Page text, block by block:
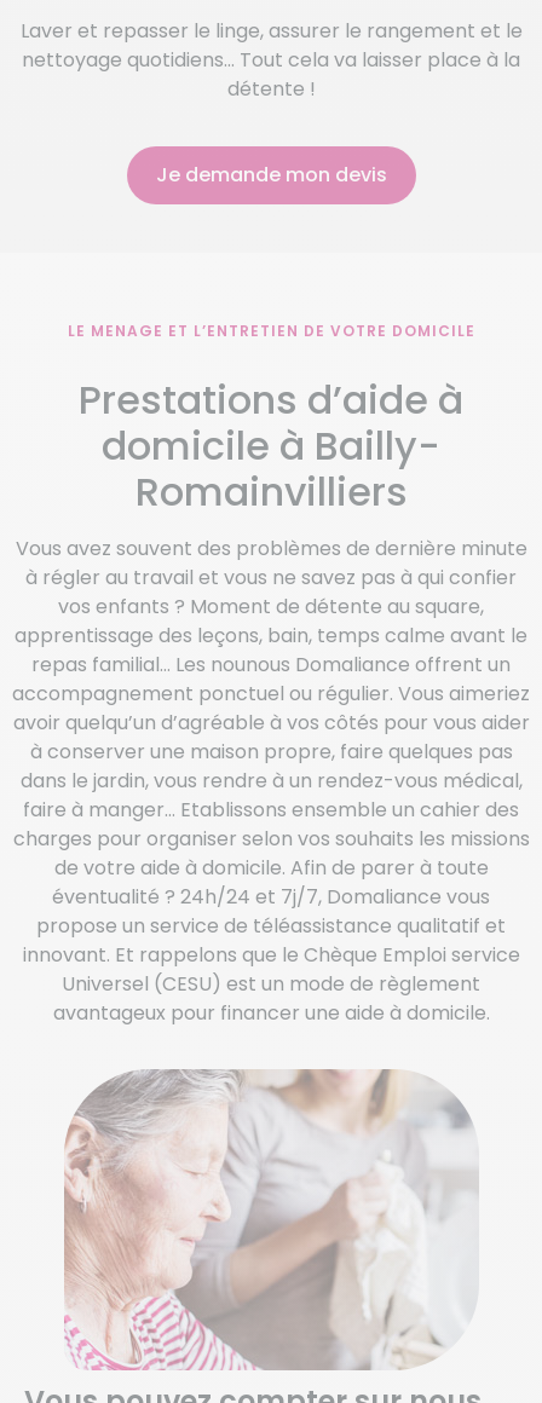
Laver et repasser le linge, assurer le rangement et le
nettoyage quotidiens… Tout cela va laisser place à la
détente !
Je demande mon devis
LE MENAGE ET L’ENTRETIEN DE VOTRE DOMICILE
Prestations d’aide à
domicile à Bailly-
Romainvilliers
Vous avez souvent des problèmes de dernière minute
à régler au travail et vous ne savez pas à qui confier
vos enfants ? Moment de détente au square,
apprentissage des leçons, bain, temps calme avant le
repas familial… Les nounous Domaliance offrent un
accompagnement ponctuel ou régulier. Vous aimeriez
avoir quelqu’un d’agréable à vos côtés pour vous aider
à conserver une maison propre, faire quelques pas
dans le jardin, vous rendre à un rendez-vous médical,
faire à manger… Etablissons ensemble un cahier des
charges pour organiser selon vos souhaits les missions
de votre aide à domicile. Afin de parer à toute
éventualité ? 24h/24 et 7j/7, Domaliance vous
propose un service de téléassistance qualitatif et
innovant. Et rappelons que le Chèque Emploi service
Universel (CESU) est un mode de règlement
avantageux pour financer une aide à domicile.